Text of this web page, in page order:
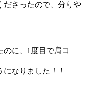
ださったので、分りや
に、1度目で肩コ
なりました！！